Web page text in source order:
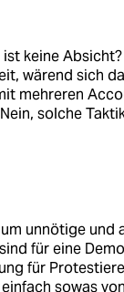
keine
wärend sich
mehreren
solche
unnötige
für eine
für
sowas